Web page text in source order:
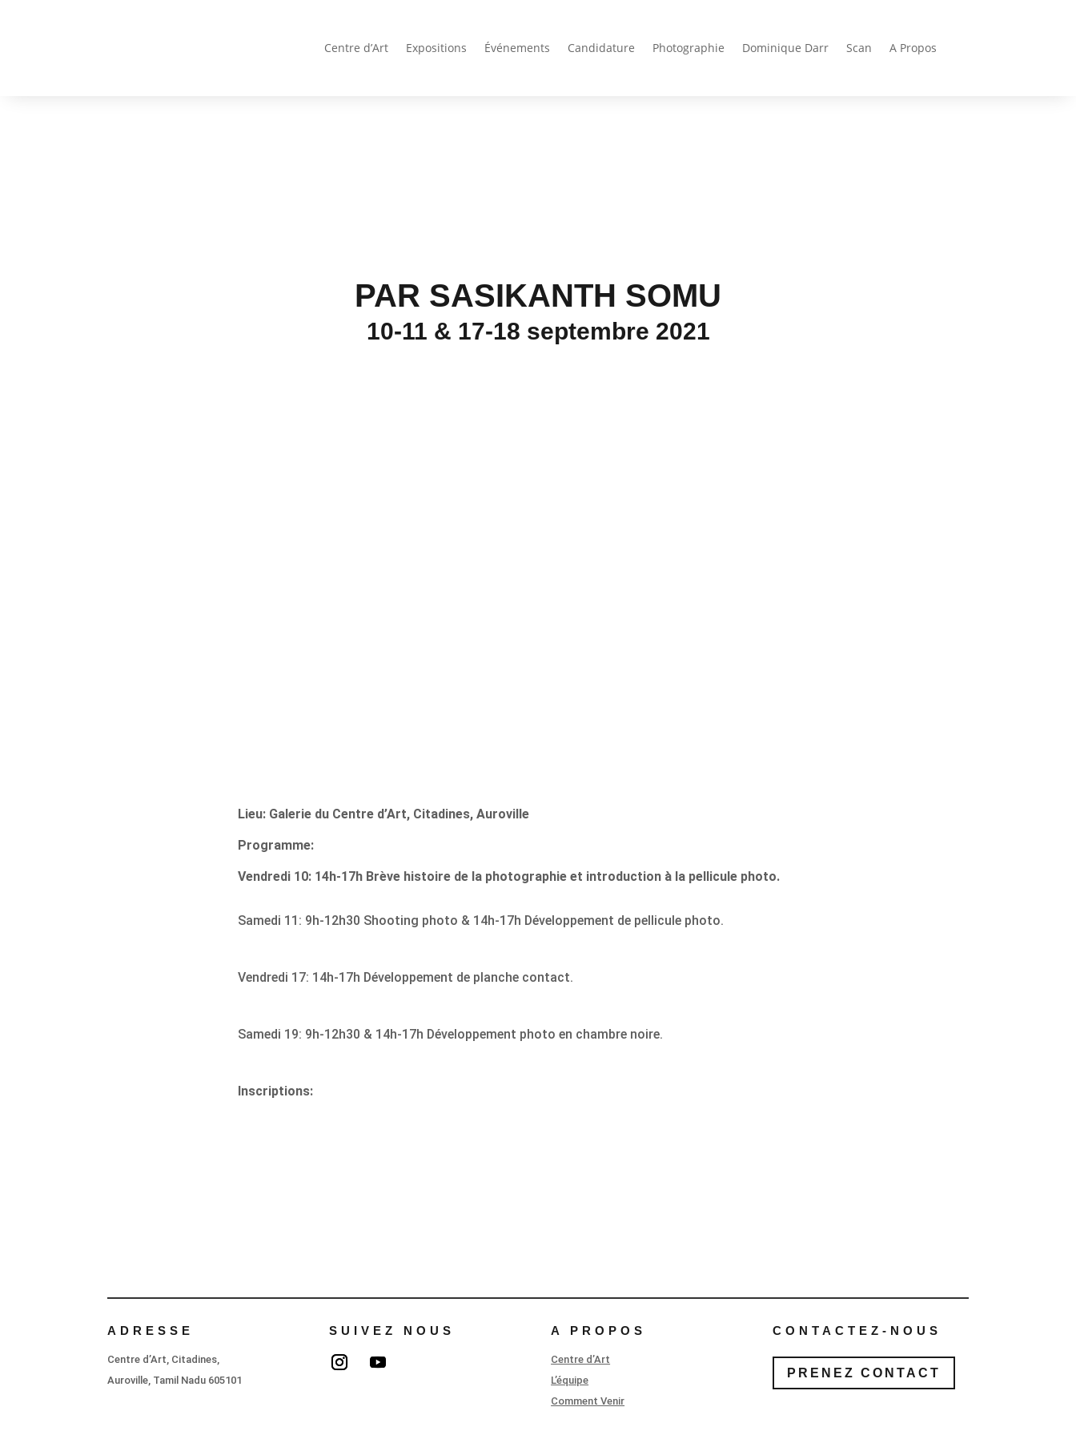
Centre d’Art Expositions Événements Candidature Photographie Dominique Darr Scan A Propos
PAR SASIKANTH SOMU
10-11 & 17-18 septembre 2021
Lieu: Galerie du Centre d’Art, Citadines, Auroville
Programme:
Vendredi 10: 14h-17h Brève histoire de la photographie et introduction à la pellicule photo.
Samedi 11: 9h-12h30 Shooting photo & 14h-17h Développement de pellicule photo.
Vendredi 17: 14h-17h Développement de planche contact.
Samedi 19: 9h-12h30 & 14h-17h Développement photo en chambre noire.
Inscriptions:
ADRESSE
Centre d’Art, Citadines,
Auroville, Tamil Nadu 605101
SUIVEZ NOUS A PROPOS
Centre d’Art
L’équipe
Comment Venir
CONTACTEZ-NOUS
PRENEZ CONTACT